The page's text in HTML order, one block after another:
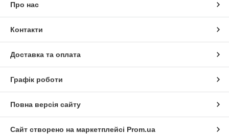
Про нас
Контакти
Доставка та оплата
Графік роботи
Повна версія сайту
Сайт створено на маркетплейсі Prom.ua